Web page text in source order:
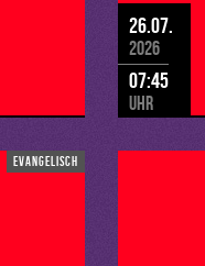
26.07.
2026
07:45
Uhr
evangelisch